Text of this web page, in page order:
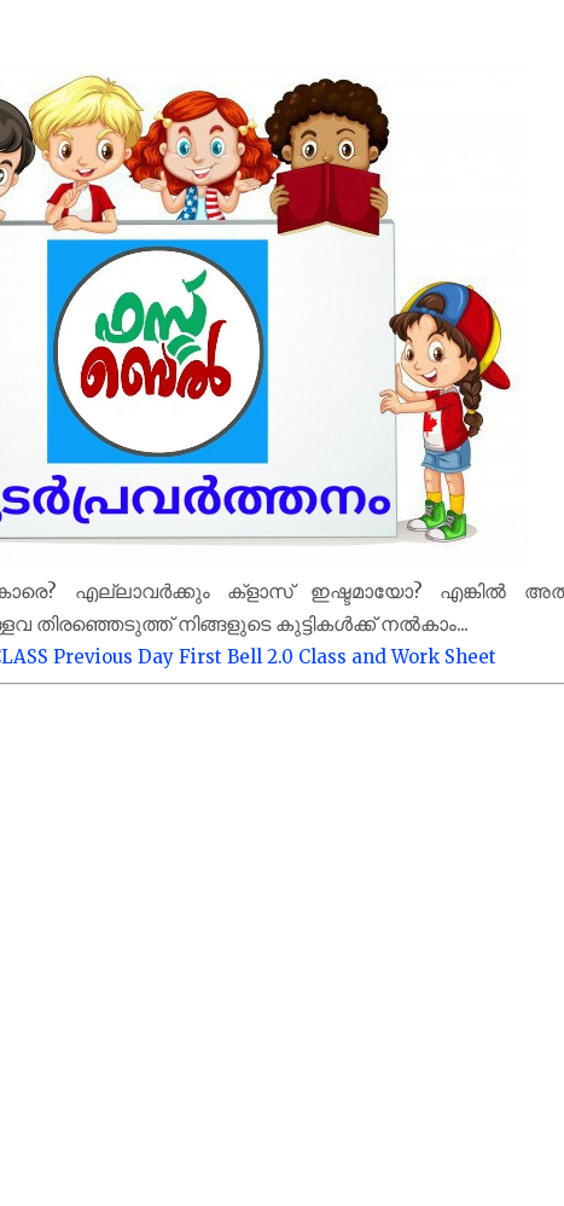
എല്ലാവർക്കും ക്‌ളാസ് ഇഷ്ടമായോ? എങ്കിൽ
തിരഞ്ഞെടുത്ത് നിങ്ങളുടെ കുട്ടികൾക്ക് നൽകാം...
Previous Day First Bell 2.0 Class and Work Sheet